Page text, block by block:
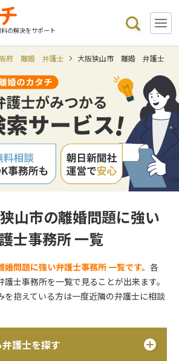
の解決をサポート
府 離婚 弁護士 大阪狭山市 離婚 弁護士
山市の離婚問題に強い
士事務所 一覧
婚問題に強い弁護士事務所 一覧です。各
士事務所を一覧で見ることが出来ます。
を抱えている方は一度近隣の弁護士に相談
護士を探す